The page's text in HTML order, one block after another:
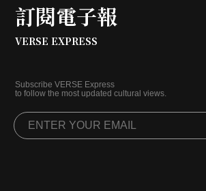
訂閱電子報
VERSE EXPRESS
Subscribe VERSE Express
to follow the most updated cultural views.